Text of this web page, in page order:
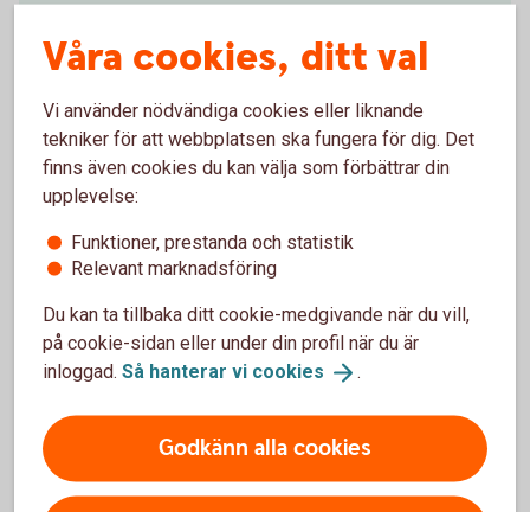
Aktiellt(swedbank-aktiellt.se)
Makroanalys
Konjunkturbevakning och löpande omvärldsanalyser
kring svensk och internationell ekonomi.
Prenumerera på Swedbank Makroanalys
(swedbank-research.com)
Våra cookies, ditt val
Vi använder nödvändiga cookies eller liknande
tekniker för att webbplatsen ska fungera för dig. Det
finns även cookies du kan välja som förbättrar din
upplevelse:
Funktioner, prestanda och statistik
Relevant marknadsföring
Du kan ta tillbaka ditt cookie-medgivande när du vill,
på cookie-sidan eller under din profil när du är
inloggad. Så hanterar vi cookies .
Godkänn alla cookies